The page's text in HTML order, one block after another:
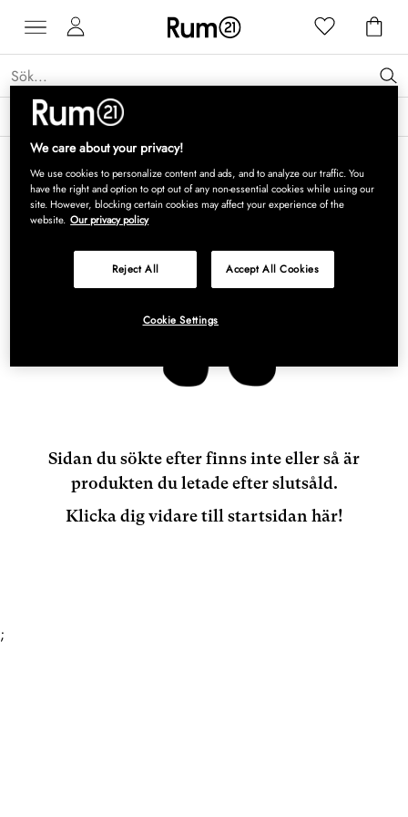
Få 15 % rabatt på Grythyttan Stålmöbler* →
Sidan du sökte efter finns inte eller så är
produkten du letade efter slutsåld.
Klicka dig vidare till startsidan här!
;
We care about your privacy!
We use cookies to personalize content and ads, and to analyze our traffic. You
have the right and option to opt out of any non-essential cookies while using our
site. However, blocking certain cookies may affect your experience of the
website. Our privacy policy
Reject All Accept All Cookies
Cookie Settings